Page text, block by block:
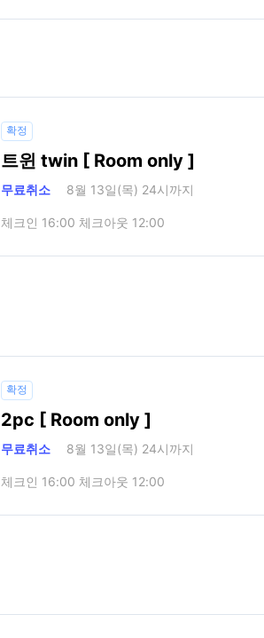
확정
트윈 twin [ Room only ]
무료취소 8월 13일(목) 24시까지
체크인 16:00 체크아웃 12:00
확정
2pc [ Room only ]
무료취소 8월 13일(목) 24시까지
체크인 16:00 체크아웃 12:00